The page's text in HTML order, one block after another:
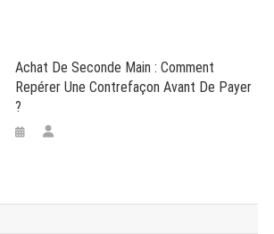
Achat De Seconde Main : Comment
Repérer Une Contrefaçon Avant De Payer
?